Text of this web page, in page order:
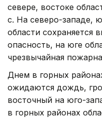
севере, востоке
с. На северо-западе,
области сохраняется
опасность, на юге
чрезвычайная
Днем в горных
ожидаются дождь,
восточный на юго-
в горных районах